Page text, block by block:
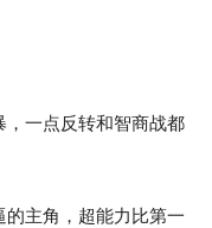
一点反转和智商战都
主角，超能力比第一